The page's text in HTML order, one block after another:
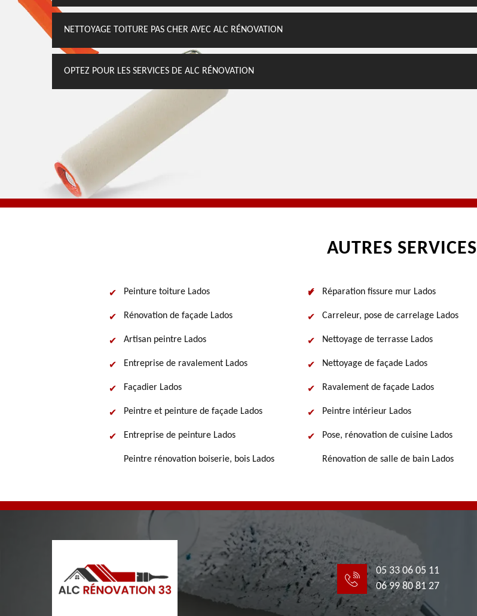
NETTOYAGE TOITURE PAS CHER AVEC ALC RÉNOVATION
OPTEZ POUR LES SERVICES DE ALC RÉNOVATION
AUTRES SERVICES
Peinture toiture Lados
Rénovation de façade Lados
Artisan peintre Lados
Entreprise de ravalement Lados
Façadier Lados
Peintre et peinture de façade Lados
Entreprise de peinture Lados
Peintre rénovation boiserie, bois Lados
Réparation fissure mur Lados
Carreleur, pose de carrelage Lados
Nettoyage de terrasse Lados
Nettoyage de façade Lados
Ravalement de façade Lados
Peintre intérieur Lados
Pose, rénovation de cuisine Lados
Rénovation de salle de bain Lados
05 33 06 05 11
06 99 80 81 27